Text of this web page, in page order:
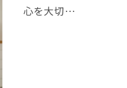
心を大切…